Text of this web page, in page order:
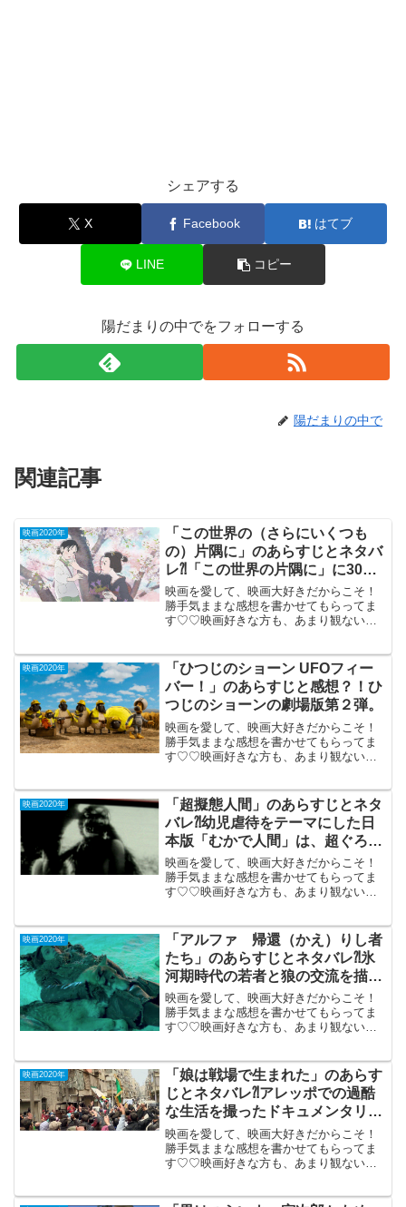
シェアする
X Facebook はてブ
LINE コピー
陽だまりの中でをフォローする
陽だまりの中で
関連記事
映画2020年
「この世界の（さらにいくつも
の）片隅に」のあらすじとネタバ
レ⁈「この世界の片隅に」に30分
追加した感動アニメ。
映画を愛して、映画大好きだからこそ！
勝手気ままな感想を書かせてもらってま
す♡♡映画好きな方も、あまり観ない方
日公開（168分）2016年にヒットした
「こ...
映画2020年
「ひつじのショーン UFOフィー
バー！」のあらすじと感想？！ひ
つじのショーンの劇場版第２弾。
映画を愛して、映画大好きだからこそ！
勝手気ままな感想を書かせてもらってま
す♡♡映画好きな方も、あまり観ない方
2019年12月13日 公開（86分）クレイアニ
メ・...
映画2020年
「超擬態人間」のあらすじとネタ
バレ⁈幼児虐待をテーマにした日
本版「むかで人間」は、超ぐろ
い。
映画を愛して、映画大好きだからこそ！
勝手気ままな感想を書かせてもらってま
す♡♡映画好きな方も、あまり観ない方
開(80分）幼児虐待をテーマにした日本版
「ム...
映画2020年
「アルファ 帰還（かえ）りし者
たち」のあらすじとネタバレ⁈氷
河期時代の若者と狼の交流を描く
サバイバル・ドラマ
映画を愛して、映画大好きだからこそ！
勝手気ままな感想を書かせてもらってま
す♡♡映画好きな方も、あまり観ない方
者たち」DVD鑑賞2018年制作（96分）日
本未公開氷河期...
映画2020年
「娘は戦場で生まれた」のあらす
じとネタバレ⁈アレッポでの過酷
な生活を撮ったドキュメンタリ
ー。
映画を愛して、映画大好きだからこそ！
勝手気ままな感想を書かせてもらってま
す♡♡映画好きな方も、あまり観ない方